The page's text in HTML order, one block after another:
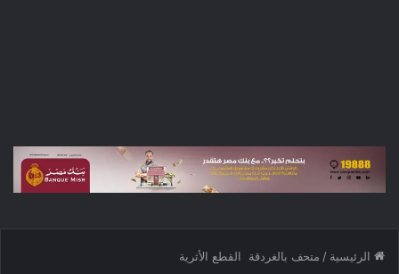
الرئيسية / متحف بالغردقة القطع الأثرية